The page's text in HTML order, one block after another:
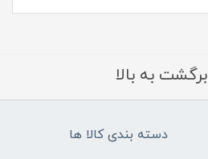
برگشت به بالا
دسته بندی کالا ها